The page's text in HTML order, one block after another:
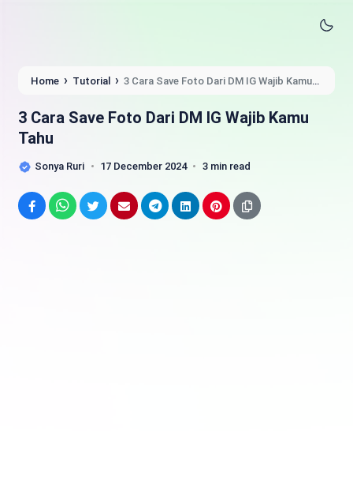
Home › Tutorial › 3 Cara Save Foto Dari DM IG Wajib Kamu
3 Cara Save Foto Dari DM IG Wajib Kamu
Tahu
Sonya Ruri 17 December 2024 3 min read